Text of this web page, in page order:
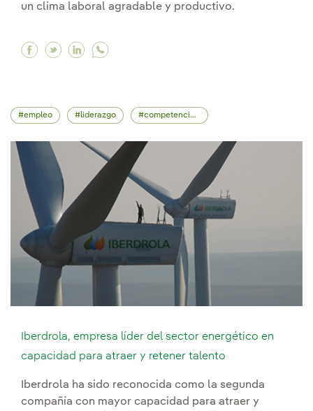
un clima laboral agradable y productivo.
Facebook Entendiendo y aprovechando la
Twitter Entendiendo y aprovechando la
Linkedin Entendiendo y
empleo liderazgo competencias profesionales
Iberdrola, empresa líder del sector energético en
capacidad para atraer y retener talento
Iberdrola ha sido reconocida como la segunda
compañía con mayor capacidad para atraer y